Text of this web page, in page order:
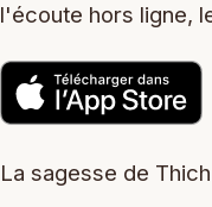
l'écoute hors ligne,
La sagesse de